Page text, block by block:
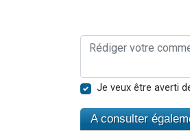
Je veux être averti
A consulter